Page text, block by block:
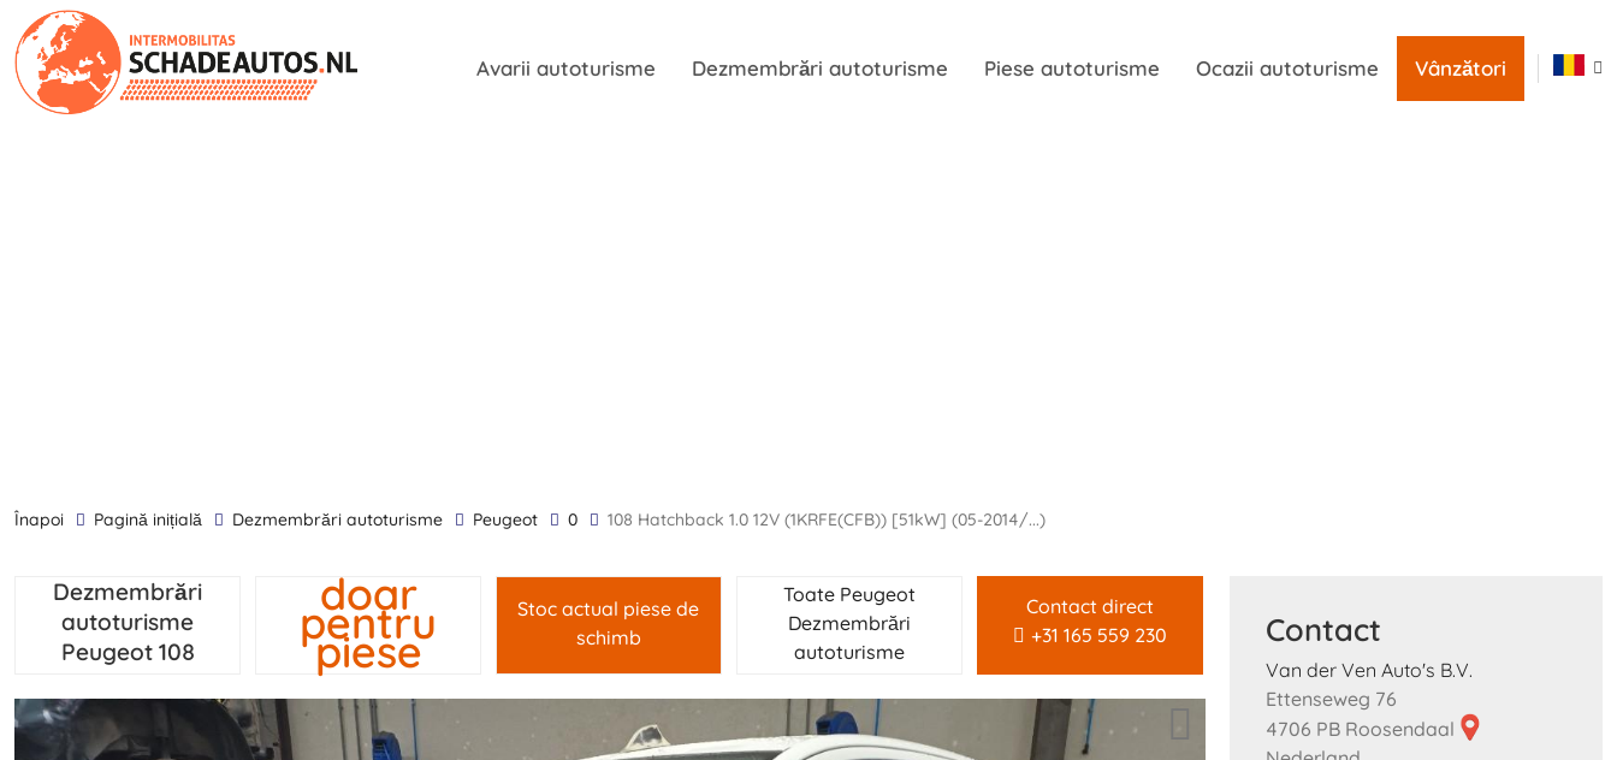
Avarii autoturisme Dezmembrări autoturisme Piese autoturisme Ocazii autoturisme Vânzători
înapoi Pagină inițială Dezmembrări autoturisme Peugeot 0 108 Hatchback 1.0 12V (1KRFE(CFB)) [51kW] (05-2014/...)
Dezmembrări
autoturisme
Peugeot 108
doar
pentru
piese
Stoc actual piese de
schimb
Toate Peugeot
Dezmembrări
autoturisme
Contact direct
+31 165 559 230
Contact
Van der Ven Auto's B.V.
Ettenseweg 76
4706 PB Roosendaal